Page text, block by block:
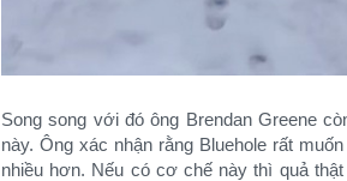
Song song với đó ông Brendan Greene
này. Ông xác nhận rằng Bluehole rất
nhiều hơn. Nếu có cơ chế này thì quả